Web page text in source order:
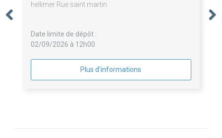
hellimer Rue saint martin
Date limite de dépôt :
02/09/2026 à 12h00
Plus d'informations